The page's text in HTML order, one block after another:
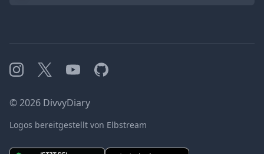
Instagram
X YouTubeGitHub
©2026 DivvyDiary
Logos bereitgestellt von Elbstream